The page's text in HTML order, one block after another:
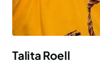
Talita Roell